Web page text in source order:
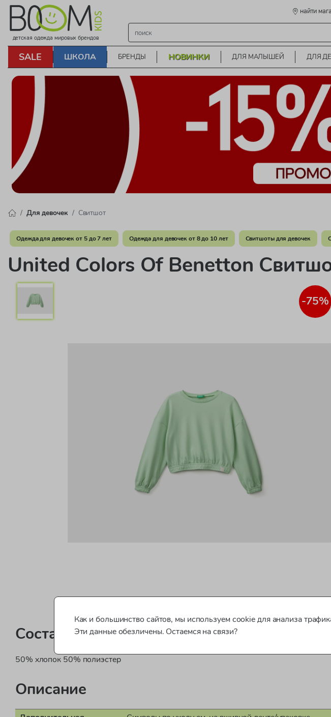
детская одежда мировых брендов
найти
SALE ШКОЛА БРЕНДЫ НОВИНКИ ДЛЯ МАЛЫШЕЙ ДЛЯ
Для девочек Свитшот
Одежда для девочек от 5 до 7 лет Одежда для девочек от 8 до 10 лет Свитшоты для девочек
United Colors Of Benetton
-75%
Состав
50% хлопок 50% полиэстер
Описание
Как и большинство сайтов, мы используем cookie для анализа
Эти данные обезличены. Остаемся на связи?